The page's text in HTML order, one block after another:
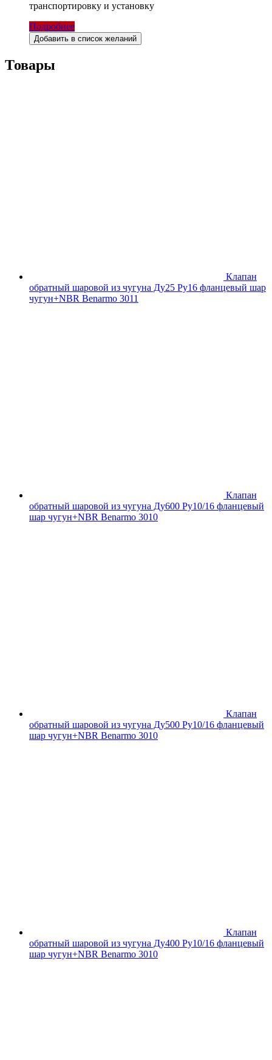
транспортировку и установку
Подробнее
Добавить в список желаний
Товары
Клапан
обратный шаровой из чугуна Ду25 Ру16 фланцевый шар
чугун+NBR Benarmo 3011
Клапан
обратный шаровой из чугуна Ду600 Ру10/16 фланцевый
шар чугун+NBR Benarmo 3010
Клапан
обратный шаровой из чугуна Ду500 Ру10/16 фланцевый
шар чугун+NBR Benarmo 3010
Клапан
обратный шаровой из чугуна Ду400 Ру10/16 фланцевый
шар чугун+NBR Benarmo 3010